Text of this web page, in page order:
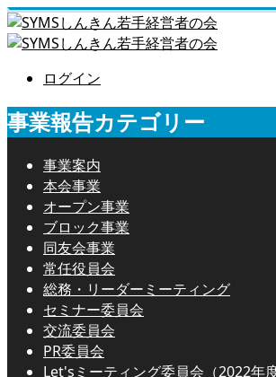
ログイン
事業報告カテゴリー
事業案内
本会事業
オープン事業
ブロック事業
同友会事業
常任役員会
総務・リーダーミーティング
セミナー委員会
交流委員会
PR委員会
Let'sミーティング委員会（2022年度